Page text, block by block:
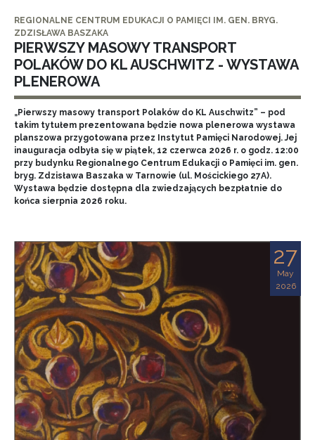
REGIONALNE CENTRUM EDUKACJI O PAMIĘCI IM. GEN. BRYG.
ZDZISŁAWA BASZAKA
PIERWSZY MASOWY TRANSPORT
POLAKÓW DO KL AUSCHWITZ - WYSTAWA
PLENEROWA
„Pierwszy masowy transport Polaków do KL Auschwitz” – pod
takim tytułem prezentowana będzie nowa plenerowa wystawa
planszowa przygotowana przez Instytut Pamięci Narodowej. Jej
inauguracja odbyła się w piątek, 12 czerwca 2026 r. o godz. 12:00
przy budynku Regionalnego Centrum Edukacji o Pamięci im. gen.
bryg. Zdzisława Baszaka w Tarnowie (ul. Mościckiego 27A).
Wystawa będzie dostępna dla zwiedzających bezpłatnie do
końca sierpnia 2026 roku.
27
May
2026